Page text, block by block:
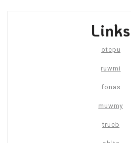
Links
otcpu
ruwmi
fonas
muwmy
trucb